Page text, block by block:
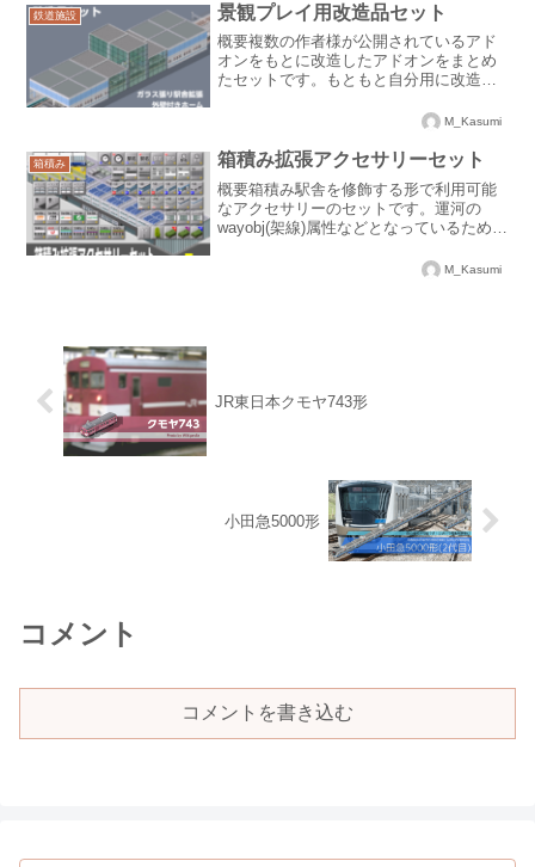
鉄道施設 景観プレイ用改造品セット
概要複数の作者様が公開されているアド
オンをもとに改造したアドオンをまとめ
たセットです。もともと自分用に改造し
ことにしました。こちらのアドオンが正
ンが120.2以上である...
M_Kasumi
箱積み 箱積み拡張アクセサリーセット
概要箱積み駅舎を修飾する形で利用可能
なアクセサリーのセットです。運河の
wayobj(架線)属性などとなっているため、
ることが可能です。なお、私の不注意に
M_Kasumi
JR東日本クモヤ743形
小田急5000形
コメント
コメントを書き込む